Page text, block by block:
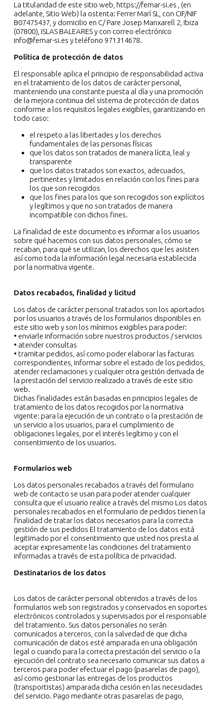
La titularidad de este sitio web, https://femar-si.es , (en
adelante, Sitio Web) la ostenta: Ferrer Marí SL, con CIF/NIF
B07475437, y domicilio en C/ Pare Josep Manxarell 2, Ibiza
(07800), ISLAS BALEARES y con correo electrónico
info@femar-si.es y teléfono 971314678.
Política de protección de datos
El responsable aplica el principio de responsabilidad activa
en el tratamiento de los datos de carácter personal,
manteniendo una constante puesta al día y una promoción
de la mejora continua del sistema de protección de datos
conforme a los requisitos legales exigibles, garantizando en
todo caso:
el respeto a las libertades y los derechos
fundamentales de las personas físicas
que los datos son tratados de manera lícita, leal y
transparente
que los datos tratados son exactos, adecuados,
pertinentes y limitados en relación con los fines para
los que son recogidos
que los fines para los que son recogidos son explícitos
y legítimos y que no son tratados de manera
incompatible con dichos fines.
La finalidad de este documento es informar a los usuarios
sobre qué hacemos con sus datos personales, cómo se
recaban, para qué se utilizan, los derechos que les asisten
así como toda la información legal necesaria establecida
por la normativa vigente.
Datos recabados, finalidad y licitud
Los datos de carácter personal tratados son los aportados
por los usuarios a través de los formularios disponibles en
este sitio web y son los mínimos exigibles para poder:
• enviarle información sobre nuestros productos / servicios
• atender consultas
• tramitar pedidos, así como poder elaborar las facturas
correspondientes, informar sobre el estado de los pedidos,
atender reclamaciones y cualquier otra gestión derivada de
la prestación del servicio realizado a través de este sitio
web.
Dichas finalidades están basadas en principios legales de
tratamiento de los datos recogidos por la normativa
vigente: para la ejecución de un contrato o la prestación de
un servicio a los usuarios, para el cumplimiento de
obligaciones legales, por el interés legítimo y con el
consentimiento de los usuarios.
Formularios web
Los datos personales recabados a través del formulario
web de contacto se usan para poder atender cualquier
consulta que el usuario realice a través del mismo Los datos
personales recabados en el formulario de pedidos tienen la
finalidad de tratar los datos necesarios para la correcta
gestión de sus pedidos El tratamiento de los datos está
legitimado por el consentimiento que usted nos presta al
aceptar expresamente las condiciones del tratamiento
informadas a través de esta política de privacidad.
Destinatarios de los datos
Los datos de carácter personal obtenidos a través de los
formularios web son registrados y conservados en soportes
electrónicos controlados y supervisados por el responsable
del tratamiento. Sus datos personales no serán
comunicados a terceros, con la salvedad de que dicha
comunicación de datos esté amparada en una obligación
legal o cuando para la correcta prestación del servicio o la
ejecución del contrato sea necesario comunicar sus datos a
terceros para poder efectuar el pago (pasarelas de pago),
así como gestionar las entregas de los productos
(transportistas) amparada dicha cesión en las necesidades
del servicio. Pago mediante otras pasarelas de pago,